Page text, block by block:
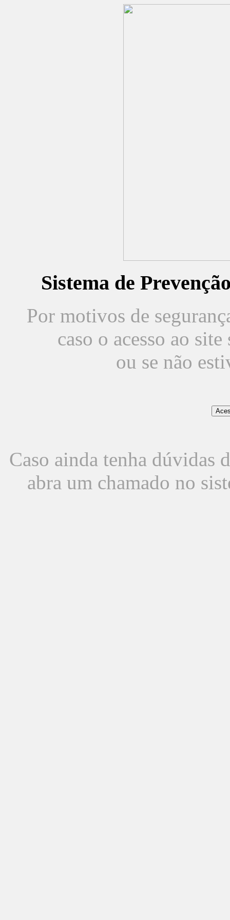
Sistema de
Por motivos de
caso o acesso ao
ou se não
Caso ainda tenha dúvidas
abra um chamado no